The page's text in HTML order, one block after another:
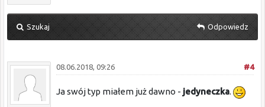
Szukaj Odpowiedz
#4
08.06.2018, 09:26
Ja swój typ miałem już dawno - jedyneczka.